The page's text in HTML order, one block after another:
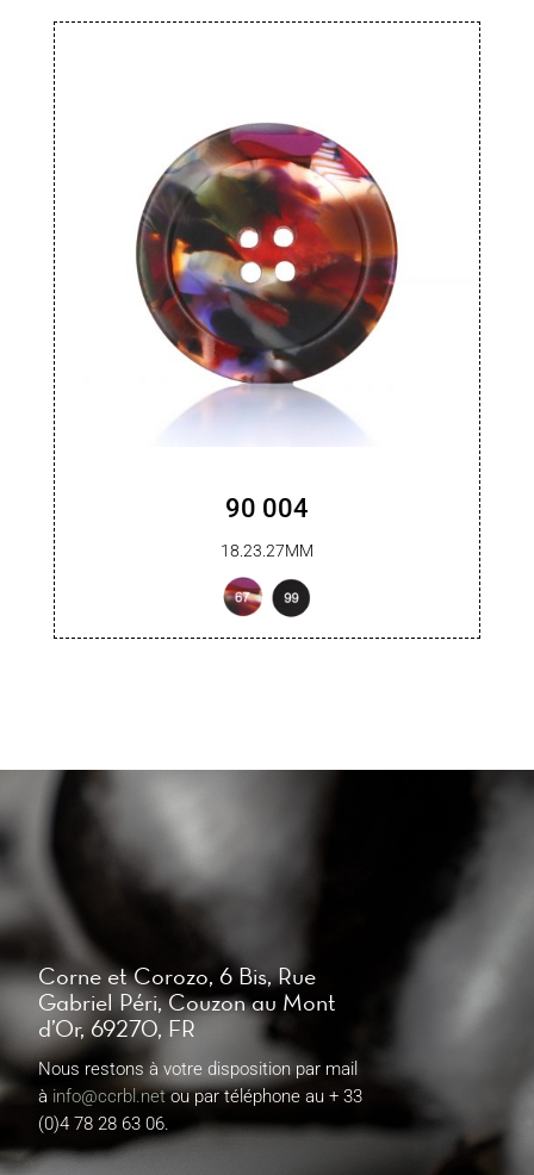
90 004
18.23.27MM
Corne et Corozo, 6 Bis, Rue
Gabriel Péri, Couzon au Mont
d’Or, 69270, FR
Nous restons à votre disposition par mail
à info@ccrbl.netou par téléphone au + 33
(0)4 78 28 63 06.